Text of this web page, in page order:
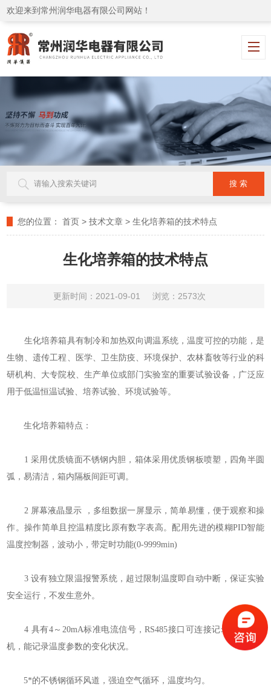
欢迎来到常州润华电器有限公司网站！
您的位置： 首页 >技术文章 >生化培养箱的技术特点
生化培养箱的技术特点
更新时间：2021-09-01 浏览：2573次
生化培养箱具有制冷和加热双向调温系统，温度可控的功能，是
生物、遗传工程、医学、卫生防疫、环境保护、农林畜牧等行业的科
研机构、大专院校、生产单位或部门实验室的重要试验设备，广泛应
用于低温恒温试验、培养试验、环境试验等。
生化培养箱特点：
1 采用优质镜面不锈钢内胆，箱体采用优质钢板喷塑，四角半圆
弧，易清洁，箱内隔板间距可调。
2 屏幕液晶显示 ，多组数据一屏显示，简单易懂，便于观察和操
作。操作简单且控温精度比原有数字表高。配用先进的模糊PID智能
温度控制器，波动小，带定时功能(0-9999min)
3 设有独立限温报警系统，超过限制温度即自动中断，保证实验
安全运行，不发生意外。
4 具有4～20mA标准电流信号，RS485接口可连接记录仪和计算
机，能记录温度参数的变化状况。
5*的不锈钢循环风道，强迫空气循环，温度均匀。